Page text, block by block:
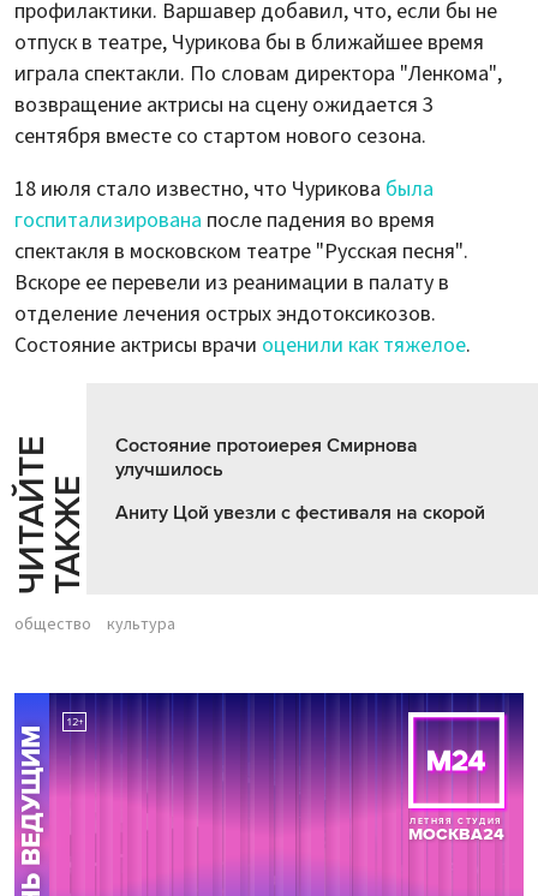
профилактики. Варшавер добавил, что, если бы не
отпуск в театре, Чурикова бы в ближайшее время
играла спектакли. По словам директора "Ленкома",
возвращение актрисы на сцену ожидается 3
сентября вместе со стартом нового сезона.
18 июля стало известно, что Чурикова была
госпитализирована после падения во время
спектакля в московском театре "Русская песня".
Вскоре ее перевели из реанимации в палату в
отделение лечения острых эндотоксикозов.
Состояние актрисы врачи оценили как тяжелое.
Ч
И
Т
АЙ
Т
Е
Т
А
К
ЖЕ
Состояние протоиерея Смирнова
улучшилось
Аниту Цой увезли с фестиваля на скорой
общество культура